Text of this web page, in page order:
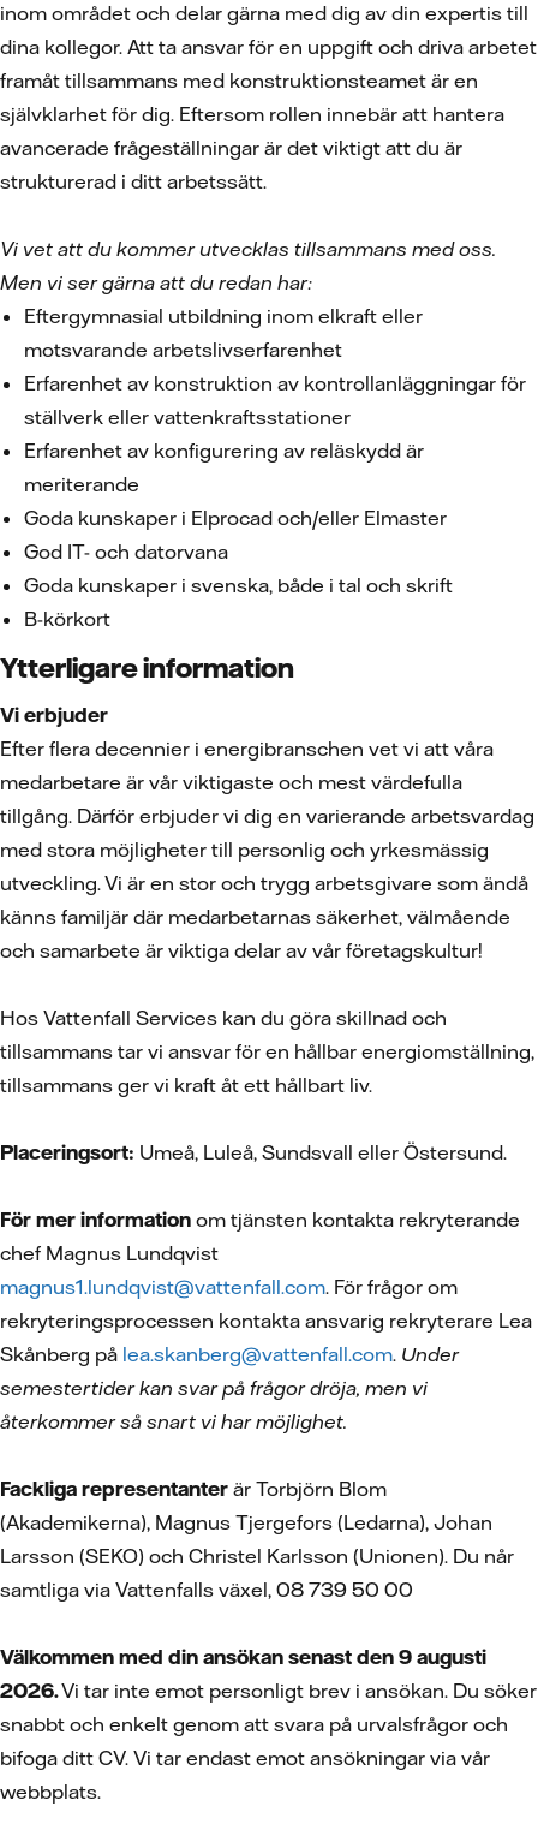
inom området och delar gärna med dig av din expertis till
dina kollegor. Att ta ansvar för en uppgift och driva arbetet
framåt tillsammans med konstruktionsteamet är en
självklarhet för dig. Eftersom rollen innebär att hantera
avancerade frågeställningar är det viktigt att du är
strukturerad i ditt arbetssätt.
Vi vet att du kommer utvecklas tillsammans med oss.
Men vi ser gärna att du redan har:
Eftergymnasial utbildning inom elkraft eller
motsvarande arbetslivserfarenhet
Erfarenhet av konstruktion av kontrollanläggningar för
ställverk eller vattenkraftsstationer
Erfarenhet av konfigurering av reläskydd är
meriterande
Goda kunskaper i Elprocad och/eller Elmaster
God IT- och datorvana
Goda kunskaper i svenska, både i tal och skrift
B-körkort
Ytterligare information
Vi erbjuder
Efter flera decennier i energibranschen vet vi att våra
medarbetare är vår viktigaste och mest värdefulla
tillgång. Därför erbjuder vi dig en varierande arbetsvardag
med stora möjligheter till personlig och yrkesmässig
utveckling. Vi är en stor och trygg arbetsgivare som ändå
känns familjär där medarbetarnas säkerhet, välmående
och samarbete är viktiga delar av vår företagskultur!
Hos Vattenfall Services kan du göra skillnad och
tillsammans tar vi ansvar för en hållbar energiomställning,
tillsammans ger vi kraft åt ett hållbart liv.
Placeringsort: Umeå, Luleå, Sundsvall eller Östersund.
För mer information om tjänsten kontakta rekryterande
chef Magnus Lundqvist
magnus1.lundqvist@vattenfall.com. För frågor om
rekryteringsprocessen kontakta ansvarig rekryterare Lea
Skånberg på lea.skanberg@vattenfall.com. Under
semestertider kan svar på frågor dröja, men vi
återkommer så snart vi har möjlighet.
Fackliga representanter är Torbjörn Blom
(Akademikerna), Magnus Tjergefors (Ledarna), Johan
Larsson (SEKO) och Christel Karlsson (Unionen). Du når
samtliga via Vattenfalls växel, 08 739 50 00
Välkommen med din ansökan senast den 9 augusti
2026.Vi tar inte emot personligt brev i ansökan. Du söker
snabbt och enkelt genom att svara på urvalsfrågor och
bifoga ditt CV. Vi tar endast emot ansökningar via vår
webbplats.